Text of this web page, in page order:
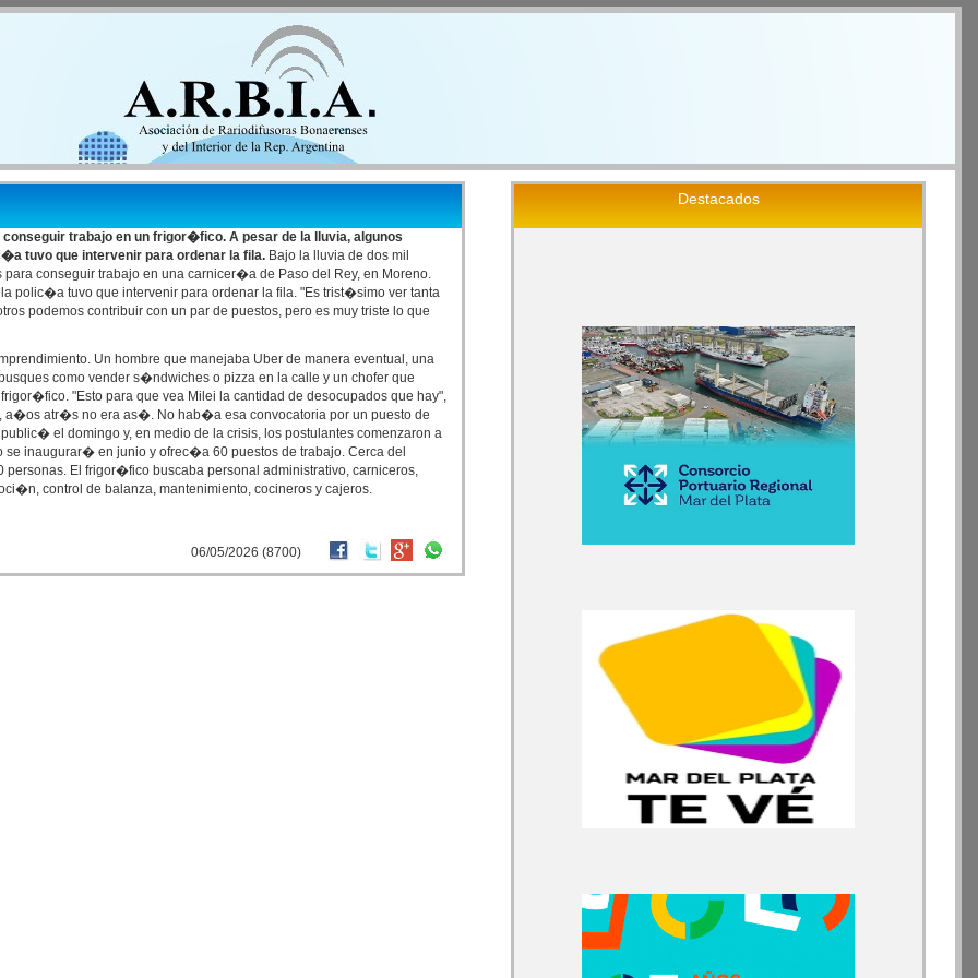
conseguir trabajo en un frigor�fico. A pesar de la lluvia, algunos
tuvo que intervenir para ordenar la fila. Bajo la lluvia de dos mil
conseguir trabajo en una carnicer�a de Paso del Rey, en Moreno.
polic�a tuvo que intervenir para ordenar la fila. "Es trist�simo ver tanta
podemos contribuir con un par de puestos, pero es muy triste lo que
Un hombre que manejaba Uber de manera eventual, una
como vender s�ndwiches o pizza en la calle y un chofer que
"Esto para que vea Milei la cantidad de desocupados que hay",
atr�s no era as�. No hab�a esa convocatoria por un puesto de
el domingo y, en medio de la crisis, los postulantes comenzaron a
inaugurar� en junio y ofrec�a 60 puestos de trabajo. Cerca del
El frigor�fico buscaba personal administrativo, carniceros,
control de balanza, mantenimiento, cocineros y cajeros.
06/05/2026 (8700)
Destacados